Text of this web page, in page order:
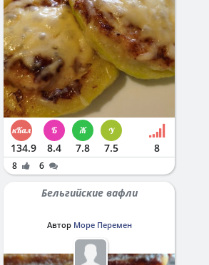
134.9 8.4 7.8 7.5 8
8 6
Бельгийские вафли
Автор Море Перемен